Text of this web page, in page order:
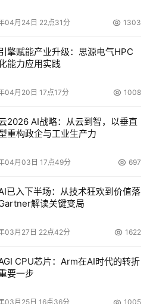
内容仅供参考，不构成投资建议。
04月24日 22点31分 1303
擎赋能产业升级：思源电气HPC
能力应用实践
04月20日 17点17分 1008
2026 AI战略：从云到智，以垂直
重构政企与工业生产力
04月03日 17点49分 697
已入下半场：从技术狂欢到价值落
解读关键变局
03月27日 22点42分 1622
CPU芯片：Arm在AI时代的转折
要一步
03月25日 16点36分 1005